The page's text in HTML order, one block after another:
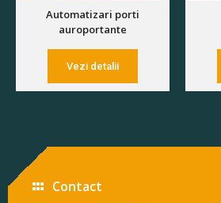
Automatizari porti
auroportante
Vezi detalii
Contact